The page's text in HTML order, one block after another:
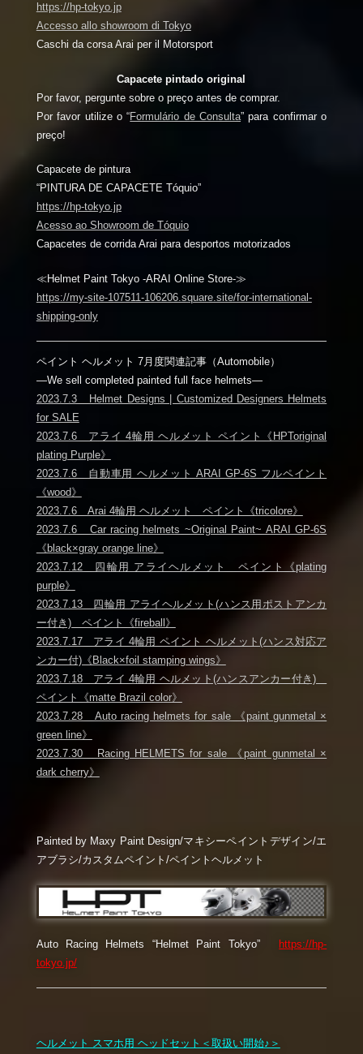
https://hp-tokyo.jp
Accesso allo showroom di Tokyo
Caschi da corsa Arai per il Motorsport
Capacete pintado original
Por favor, pergunte sobre o preço antes de comprar.
Por favor utilize o “Formulário de Consulta” para confirmar o
preço!
Capacete de pintura
“PINTURA DE CAPACETE Tóquio”
https://hp-tokyo.jp
Acesso ao Showroom de Tóquio
Capacetes de corrida Arai para desportos motorizados
≪Helmet Paint Tokyo -ARAI Online Store-≫
https://my-site-107511-106206.square.site/for-international-
shipping-only
ペイント ヘルメット 7月度関連記事（Automobile）
―We sell completed painted full face helmets―
2023.7.3 Helmet Designs | Customized Designers Helmets
for SALE
2023.7.6 アライ 4輪用 ヘルメット ペイント《HPToriginal
plating Purple》
2023.7.6 自動車用 ヘルメット ARAI GP-6S フルペイント
《wood》
2023.7.6 Arai 4輪用 ヘルメット ペイント《tricolore》
2023.7.6 Car racing helmets ~Original Paint~ ARAI GP-6S
《black×gray orange line》
2023.7.12 四輪用 アライヘルメット ペイント《plating
purple》
2023.7.13 四輪用 アライヘルメット(ハンス用ポストアンカ
ー付き) ペイント《fireball》
2023.7.17 アライ 4輪用 ペイント ヘルメット(ハンス対応ア
ンカー付)《Black×foil stamping wings》
2023.7.18 アライ 4輪用 ヘルメット(ハンスアンカー付き)
ペイント《matte Brazil color》
2023.7.28 Auto racing helmets for sale 《paint gunmetal ×
green line》
2023.7.30 Racing HELMETS for sale 《paint gunmetal ×
dark cherry》
Painted by Maxy Paint Design/マキシーペイントデザイン/エ
アブラシ/カスタムペイント/ペイントヘルメット
Auto Racing Helmets “Helmet Paint Tokyo”
https://hp-
tokyo.jp/
ヘルメット スマホ用 ヘッドセット＜取扱い開始♪＞